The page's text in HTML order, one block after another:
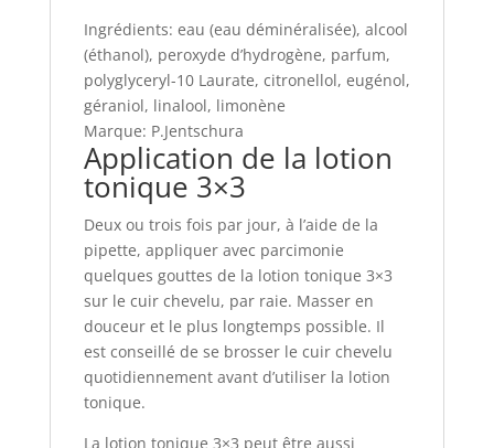
Ingrédients: eau (eau déminéralisée), alcool
(éthanol), peroxyde d’hydrogène, parfum,
polyglyceryl-10 Laurate, citronellol, eugénol,
géraniol, linalool, limonène
Marque: P.Jentschura
Application de la lotion
tonique 3×3
Deux ou trois fois par jour, à l’aide de la
pipette, appliquer avec parcimonie
quelques gouttes de la lotion tonique 3×3
sur le cuir chevelu, par raie. Masser en
douceur et le plus longtemps possible. Il
est conseillé de se brosser le cuir chevelu
quotidiennement avant d’utiliser la lotion
tonique.
La lotion tonique 3×3 peut être aussi